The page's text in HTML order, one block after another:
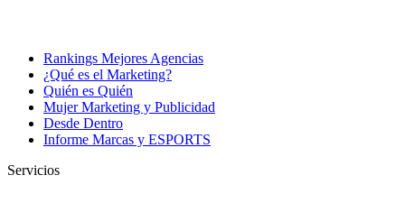
Rankings Mejores Agencias
¿Qué es el Marketing?
Quién es Quién
Mujer Marketing y Publicidad
Desde Dentro
Informe Marcas y ESPORTS
Servicios